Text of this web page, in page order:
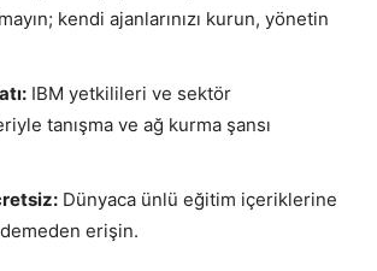
kendi ajanlarınızı kurun, yönetin
IBM yetkilileri ve sektör
tanışma ve ağ kurma şansı
Dünyaca ünlü eğitim içeriklerine
erişin.